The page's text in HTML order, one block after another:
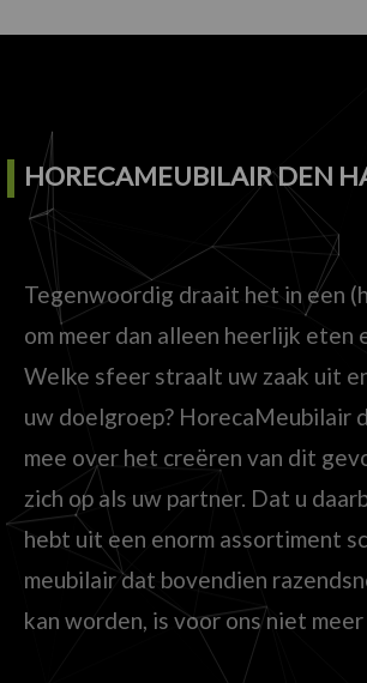
HORECAMEUBILAIR DEN
Tegenwoordig draait het in een
om meer dan alleen heerlijk eten
Welke sfeer straalt uw zaak uit
uw doelgroep? HorecaMeubilair
mee over het creëren van dit
zich op als uw partner. Dat u
hebt uit een enorm assortiment
meubilair dat bovendien
kan worden, is voor ons niet meer